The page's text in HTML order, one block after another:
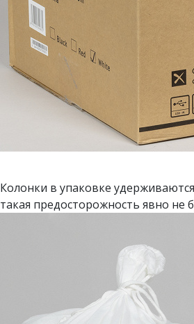
Колонки в упаковке
такая предосторожность явно не